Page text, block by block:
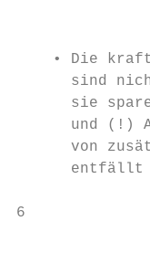
• Die
sind
sie
und (!)
von
entfällt
6